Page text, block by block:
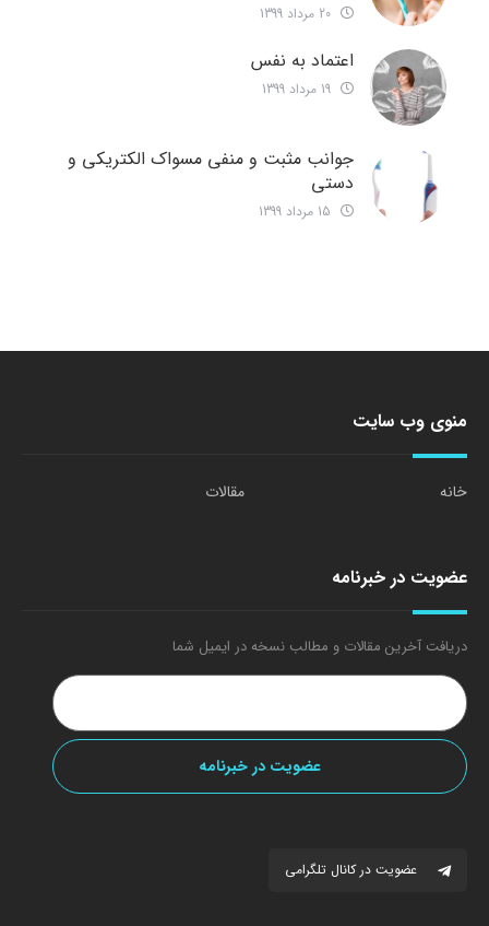
اعتماد به نفس
جوانب مثبت و منفی مسواک الکتریکی و
دستی
منوی وب سایت
خانه مقالات
عضویت در خبرنامه
دریافت آخرین مقالات و مطالب نسخه در ایمیل شما
عضویت در کانال تلگرامی